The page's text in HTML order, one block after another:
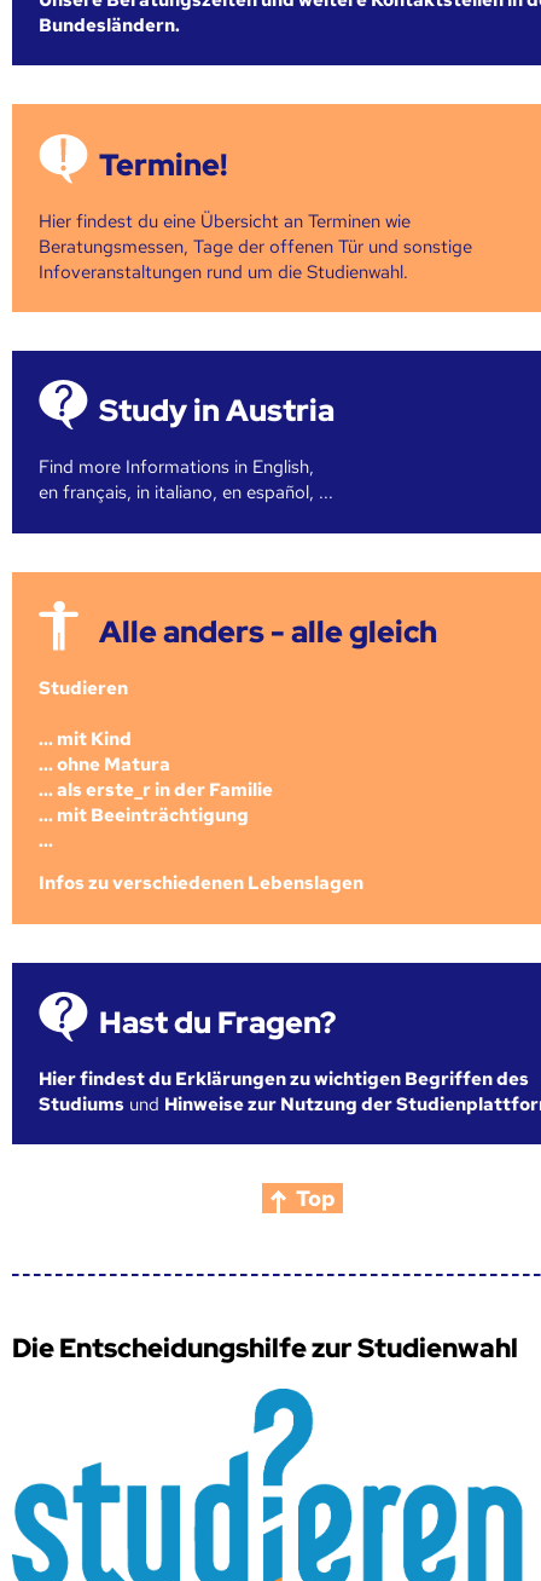
Bundesländern.
Termine!
Hier findest du eine Übersicht an Terminen wie
Beratungsmessen, Tage der offenen Tür und sonstige
Infoveranstaltungen rund um die Studienwahl.
Study in Austria
Find more Informations in English,
en français, in italiano, en español, ...
Alle anders - alle gleich
Studieren
... mit Kind
... ohne Matura
... als erste_r in der Familie
... mit Beeinträchtigung
...
Infos zu verschiedenen Lebenslagen
Hast du Fragen?
Hier findest du Erklärungen zu wichtigen Begriffen des
Studiums und Hinweise zur Nutzung der
Top
Die Entscheidungshilfe zur Studienwahl